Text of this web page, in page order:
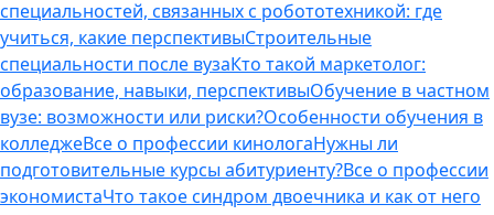
специальностей, связанных с робототехникой: где
учиться, какие перспективыСтроительные
специальности после вузаКто такой маркетолог:
образование, навыки, перспективыОбучение в частном
вузе: возможности или риски?Особенности обучения в
колледжеВсе о профессии кинологаНужны ли
подготовительные курсы абитуриенту?Все о профессии
экономистаЧто такое синдром двоечника и как от него